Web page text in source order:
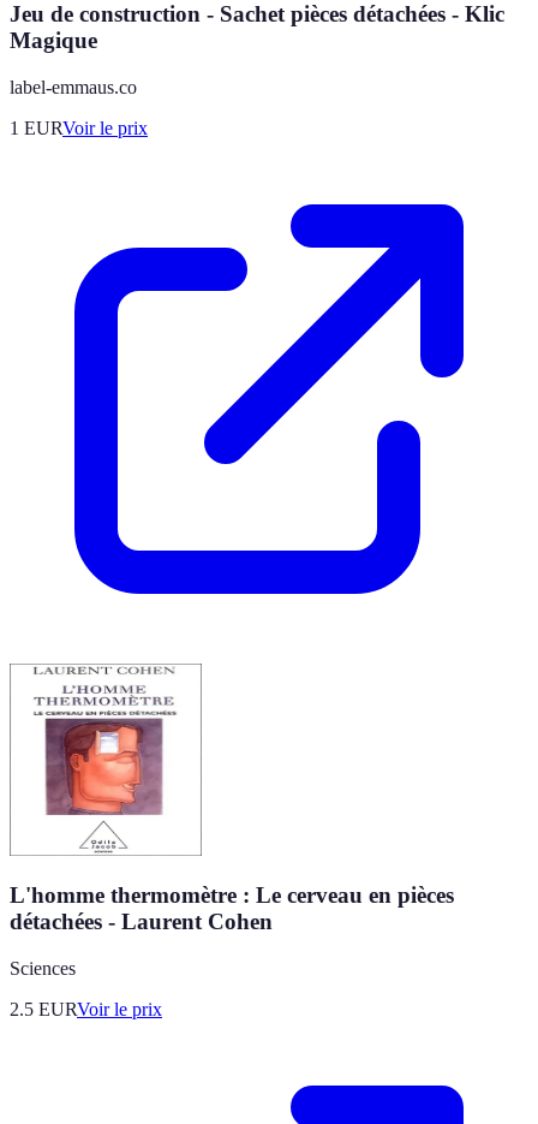
Jeu de construction - Sachet pièces détachées - Klic
Magique
label-emmaus.co
1 EURVoir le prix
L'homme thermomètre : Le cerveau en pièces
détachées - Laurent Cohen
Sciences
2.5 EURVoir le prix